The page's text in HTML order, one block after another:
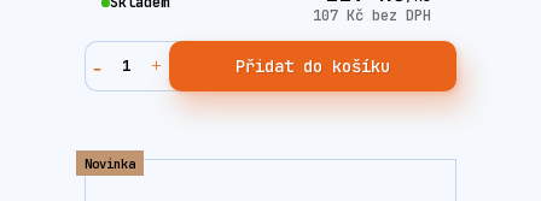
107 Kč bez DPH
Přidat do košíku
Novinka